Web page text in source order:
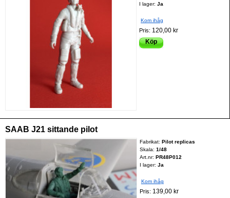
I lager: Ja
Kom ihåg
Pris: 120,00 kr
Köp
SAAB J21 sittande pilot
Fabrikat: Pilot replicas
Skala: 1/48
Art.nr: PR48P012
I lager: Ja
Kom ihåg
Pris: 139,00 kr